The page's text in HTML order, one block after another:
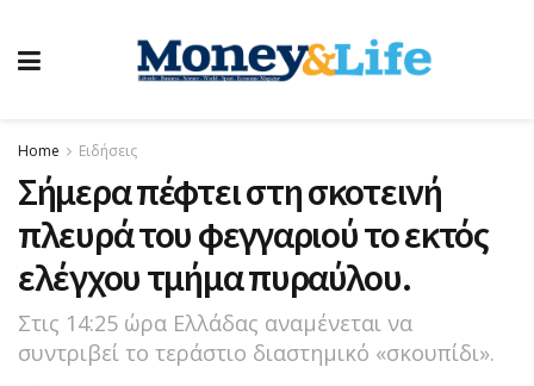
Home Ειδήσεις
Σήμερα πέφτει στη σκοτεινή
πλευρά του φεγγαριού το εκτός
ελέγχου τμήμα πυραύλου.
Στις 14:25 ώρα Ελλάδας αναμένεται να
συντριβεί το τεράστιο διαστημικό «σκουπίδι».